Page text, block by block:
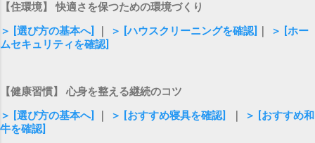
【住環境】 快適さを保つための環境づくり
＞ [選び方の基本へ]
＞ [ハウスクリーニングを確認]
＞ [ホー
ムセキュリティを確認]
【健康習慣】 心身を整える継続のコツ
＞ [選び方の基本へ]
＞ [おすすめ寝具を確認]
＞ [おすすめ和
牛を確認]